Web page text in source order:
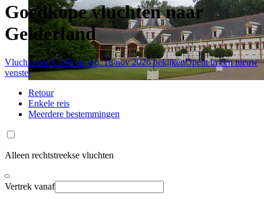
Goedkope vluchten naar
Gelderland
Vlucht voor € 146 op wo. 18 nov 2026 bekijkenOpent in een nieuw
venster
Retour
Enkele reis
Meerdere bestemmingen
Alleen rechtstreekse vluchten
Vertrek vanaf